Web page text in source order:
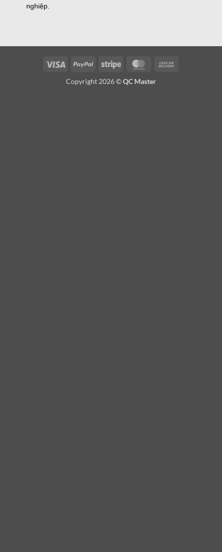
nghiệp.
Visa PayPal Stripe MasterCard
Copyright 2026 ©QC Master